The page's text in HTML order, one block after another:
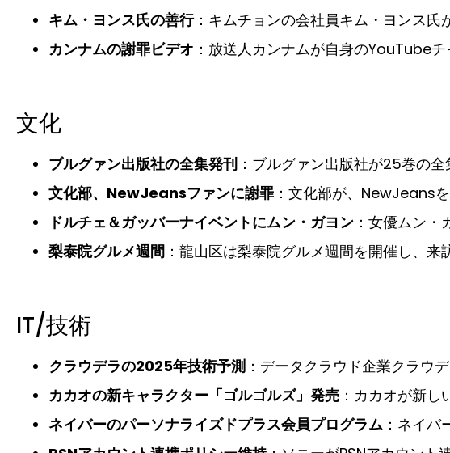
キム・ヨンス氏の善行：キムチョンの会社員キム・ヨンス氏
カンナムの謝罪ビデオ ：放送人カンナムが自身のYouTube
文化
ブルグァン出版社の全集発刊 ：ブルグァン出版社が25巻の
文化部、NewJeansファンに謝罪 ：文化部が、NewJeans
ドルチェ＆ガッバーナイベントにムン・ガヨン ：女優ムン
梨泰院グルメ週間 ：龍山区は梨泰院グルメ週間を開催し、来
IT/技術
クラウデラの2025年技術予測 ：データクラウド企業クラウ
カカオの新キャラクター「ゴルゴルズ」発売 ：カカオが新
ネイバーのパーソナライズドプラス会員プログラム ：ネイ